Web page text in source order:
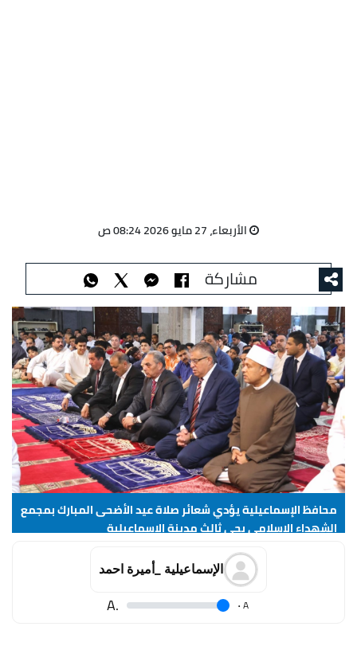
الأربعاء، 27 مايو 2026 08:24 ص
مشاركة
محافظ الإسماعيلية يؤدي شعائر صلاة عيد الأضحى المبارك بمجمع
الشهداء الإسلامي بحي ثالث مدينة الإسماعيلية
الإسماعيلية _أميرة احمد
A
.
.A